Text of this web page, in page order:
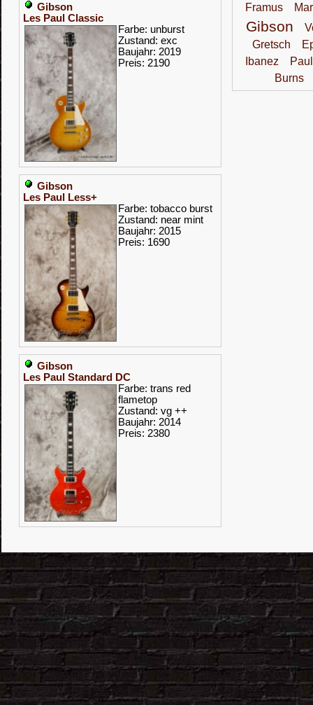
Gibson
Les Paul Classic
Farbe: unburst
Zustand: exc
Baujahr: 2019
Preis: 2190
Gibson
Les Paul Less+
Farbe: tobacco burst
Zustand: near mint
Baujahr: 2015
Preis: 1690
Gibson
Les Paul Standard DC
Farbe: trans red
flametop
Zustand: vg ++
Baujahr: 2014
Preis: 2380
Framus
Gibson
Gretsch
Ibanez
Burns